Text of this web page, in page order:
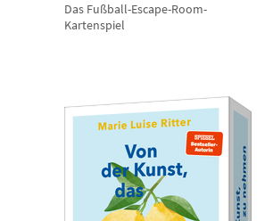
Das Fußball-Escape-Room-
Kartenspiel